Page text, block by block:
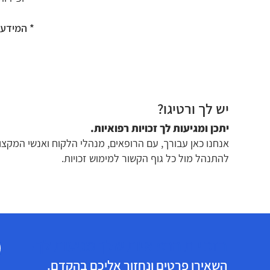
* המידע
יש לך ורטיגו?
יתכן ומגיעות לך זכויות רפואיות.
אנחנו כאן עבורך, עם הרופאים, מנהלי הלקוח ואנשי
להתנהל מול כל גוף הקשור למימוש זכויות.
השאירו פרטים ונחזור אליכם בהקדם.